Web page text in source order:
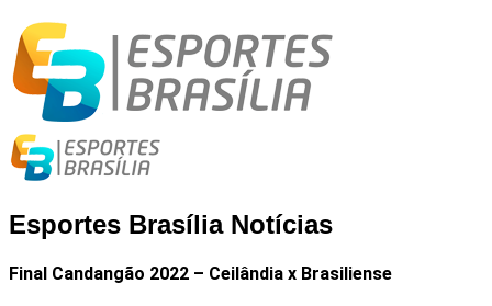
Esportes Brasília Notícias
Final Candangão 2022 – Ceilândia x Brasiliense